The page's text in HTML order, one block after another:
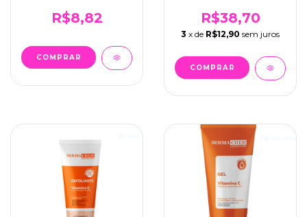
R$8,82 R$38,70
3 x de R$12,90 sem juros